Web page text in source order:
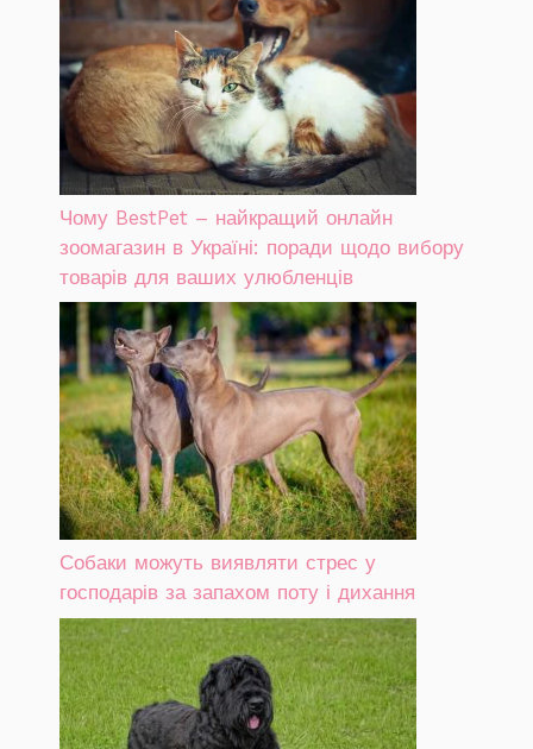
Чому BestPet – найкращий онлайн
зоомагазин в Україні: поради щодо вибору
товарів для ваших улюбленців
Собаки можуть виявляти стрес у
господарів за запахом поту і дихання